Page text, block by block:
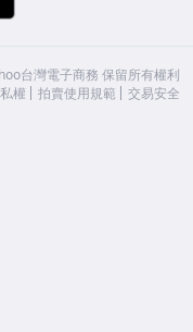
台灣電子商務 保留所有權利
權 拍賣使用規範 交易安全